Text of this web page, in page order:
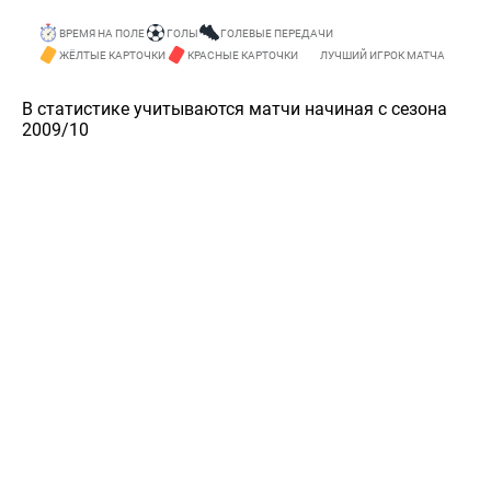
ВРЕМЯ НА ПОЛЕ ГОЛЫ
ГОЛЕВЫЕ ПЕРЕДАЧИ
ЖЁЛТЫЕ КАРТОЧКИ
КРАСНЫЕ КАРТОЧКИ ЛУЧШИЙ ИГРОК МАТЧА
В статистике учитываются матчи начиная с сезона
2009/10